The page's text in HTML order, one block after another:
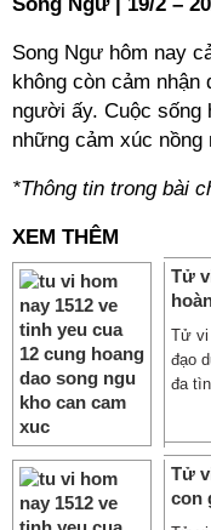
Song Ngư hôm nay
không còn cảm
người ấy. Cuộc sống
những cảm xúc nồng
*Thông tin trong bài
XEM THÊM
Tử
Tử vi
đạo
đa
Tử
con